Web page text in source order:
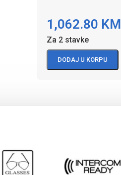
1,062.80 KM
Za 2 stavke
DODAJ U KORPU